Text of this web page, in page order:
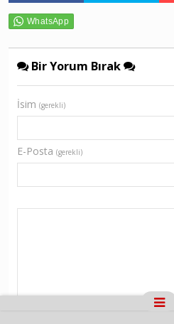
Bir Yorum Bırak
İsim (gerekli)
E-Posta (gerekli)